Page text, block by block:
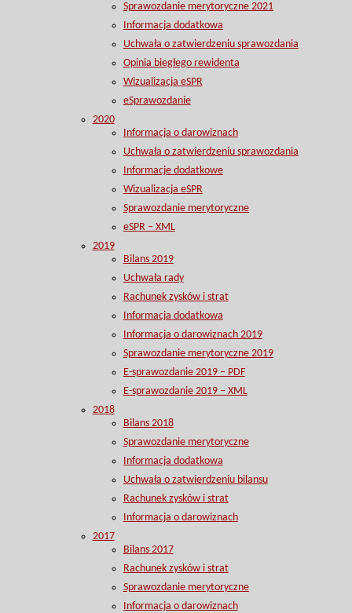
Sprawozdanie merytoryczne 2021
Informacja dodatkowa
Uchwała o zatwierdzeniu sprawozdania
Opinia biegłego rewidenta
Wizualizacja eSPR
eSprawozdanie
2020
Informacja o darowiznach
Uchwała o zatwierdzeniu sprawozdania
Informacje dodatkowe
Wizualizacja eSPR
Sprawozdanie merytoryczne
eSPR – XML
2019
Bilans 2019
Uchwała rady
Rachunek zysków i strat
Informacja dodatkowa
Informacja o darowiznach 2019
Sprawozdanie merytoryczne 2019
E-sprawozdanie 2019 – PDF
E-sprawozdanie 2019 – XML
2018
Bilans 2018
Sprawozdanie merytoryczne
Informacja dodatkowa
Uchwała o zatwierdzeniu bilansu
Rachunek zysków i strat
Informacja o darowiznach
2017
Bilans 2017
Rachunek zysków i strat
Sprawozdanie merytoryczne
Informacja o darowiznach